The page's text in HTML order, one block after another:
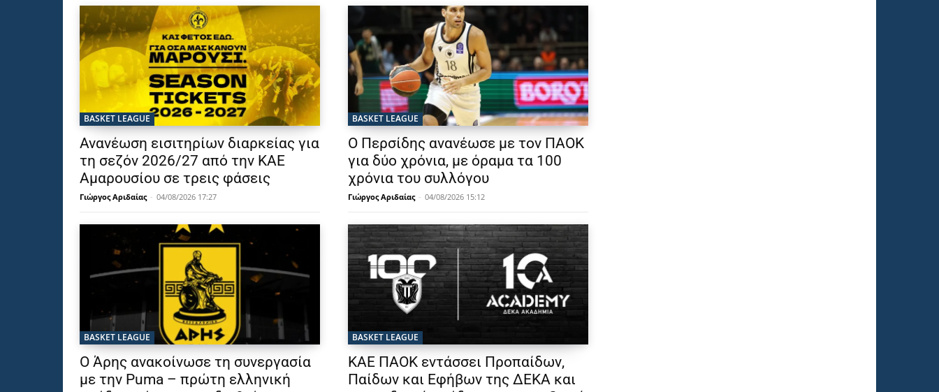
BASKET LEAGUE
Ανανέωση εισιτηρίων διαρκείας για
τη σεζόν 2026/27 από την ΚΑΕ
Αμαρουσίου σε τρεις φάσεις
Γιώργος Αριδαίας - 04/08/2026 17:27
BASKET LEAGUE
Ο Περσίδης ανανέωσε με τον ΠΑΟΚ
για δύο χρόνια, με όραμα τα 100
χρόνια του συλλόγου
Γιώργος Αριδαίας - 04/08/2026 15:12
BASKET LEAGUE
Ο Άρης ανακοίνωσε τη συνεργασία
με την Puma – πρώτη ελληνική
BASKET LEAGUE
ΚΑΕ ΠΑΟΚ εντάσσει Προπαίδων,
Παίδων και Εφήβων της ΔΕΚΑ και